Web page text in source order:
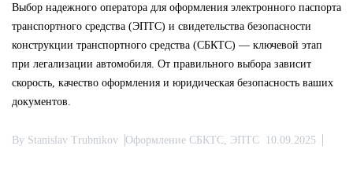
Выбор надежного оператора для оформления электронного паспорта
транспортного средства (ЭПТС) и свидетельства безопасности
конструкции транспортного средства (СБКТС) — ключевой этап
при легализации автомобиля. От правильного выбора зависит
скорость, качество оформления и юридическая безопасность ваших
документов.
By Stanislav Trubnikov Оформление СБКТС, ЭПТС 10.09.2025